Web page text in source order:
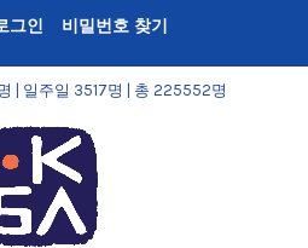
그인 비밀번호 찾기
| 일주일 3517명 | 총 225552명